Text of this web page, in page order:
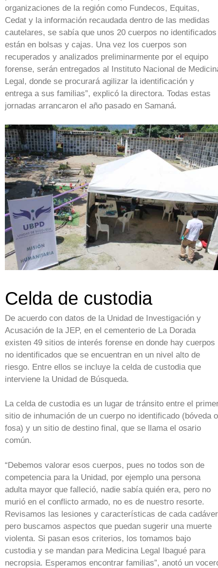
organizaciones de la región como Fundecos, Equitas,
Cedat y la información recaudada dentro de las medidas
cautelares, se sabía que unos 20 cuerpos no identificados
están en bolsas y cajas. Una vez los cuerpos son
recuperados y analizados preliminarmente por el equipo
forense, serán entregados al Instituto Nacional de
Legal, donde se procurará agilizar la identificación y
entrega a sus familias”, explicó la directora. Todas estas
jornadas arrancaron el año pasado en Samaná.
Celda de custodia
De acuerdo con datos de la Unidad de Investigación y
Acusación de la JEP, en el cementerio de La Dorada
existen 49 sitios de interés forense en donde hay cuerpos
no identificados que se encuentran en un nivel alto de
riesgo. Entre ellos se incluye la celda de custodia que
interviene la Unidad de Búsqueda.
La celda de custodia es un lugar de tránsito entre el
sitio de inhumación de un cuerpo no identificado (bóveda o
fosa) y un sitio de destino final, que se llama el osario
común.
“Debemos valorar esos cuerpos, pues no todos son de
competencia para la Unidad, por ejemplo una persona
adulta mayor que falleció, nadie sabía quién era, pero no
murió en el conflicto armado, no es de nuestro resorte.
Revisamos las lesiones y características de cada
pero buscamos aspectos que puedan sugerir una muerte
violenta. Si pasan esos criterios, los tomamos bajo
custodia y se mandan para Medicina Legal Ibagué para
necropsia. Esperamos encontrar familias”, anotó un